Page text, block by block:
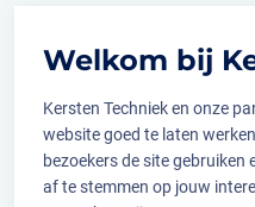
Welkom bij
Kersten Techniek en onze
website goed te laten
bezoekers de site
af te stemmen op jouw
Archimedesweg 2
Volg ons op